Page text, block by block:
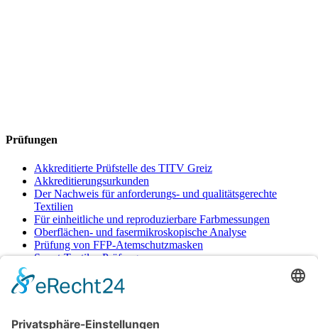
Prüfungen
Akkreditierte Prüfstelle des TITV Greiz
Akkreditierungsurkunden
Der Nachweis für anforderungs- und qualitätsgerechte
Textilien
Für einheitliche und reproduzierbare Farbmessungen
Oberflächen- und fasermikroskopische Analyse
Prüfung von FFP-Atemschutzmasken
Smart-Textiles-Prüfungen
Bedarfsgegenständen auf verschiedenste Eigenschaften und
Inhaltstoffe